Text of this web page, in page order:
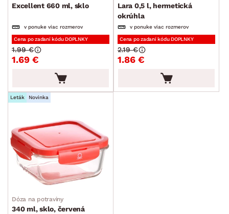
Excellent 660 ml, sklo
v ponuke viac rozmerov
Cena po zadaní kódu DOPLNKY
1.69 €
1.99 €
Lara 0,5 l, hermetická
okrúhla
v ponuke viac rozmerov
Cena po zadaní kódu DOPLNKY
1.86 €
2.19 €
Leták Novinka
Dóza na potraviny
340 ml, sklo, červená